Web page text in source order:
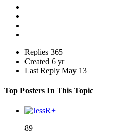
Replies 365
Created 6 yr
Last Reply May 13
Top Posters In This Topic
89